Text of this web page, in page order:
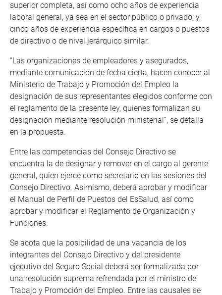
superior completa, así como ocho años de experiencia
laboral general, ya sea en el sector público o privado; y,
cinco años de experiencia específica en cargos o puestos
de directivo o de nivel jerárquico similar.
“Las organizaciones de empleadores y asegurados,
mediante comunicación de fecha cierta, hacen conocer al
Ministerio de Trabajo y Promoción del Empleo la
designación de sus representantes elegidos conforme con
el reglamento de la presente ley, quienes formalizan su
designación mediante resolución ministerial”, se detalla
en la propuesta.
Entre las competencias del Consejo Directivo se
encuentra la de designar y remover en el cargo al gerente
general, quien ejerce como secretario en las sesiones del
Consejo Directivo. Asimismo, deberá aprobar y modificar
el Manual de Perfil de Puestos del EsSalud, así como
aprobar y modificar el Reglamento de Organización y
Funciones.
Se acota que la posibilidad de una vacancia de los
integrantes del Consejo Directivo y del presidente
ejecutivo del Seguro Social deberá ser formalizada por
una resolución suprema refrendada por el ministro de
Trabajo y Promoción del Empleo. Entre las causales se